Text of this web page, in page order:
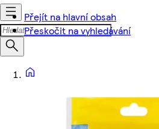
Přejít na hlavní obsah
Přeskočit na vyhledávání